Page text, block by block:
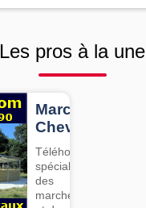
Les pros à la une
Marcheurs
Chevaux
Téléhorse,
spécialiste
des
marcheurs